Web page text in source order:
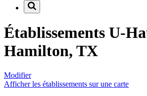
Établissements U-
Hamilton, TX
Modifier
Afficher les établissements sur une carte